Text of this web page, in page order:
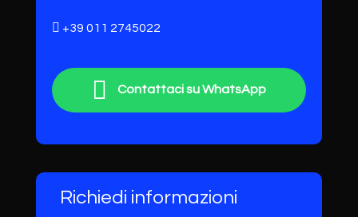
+39 011 2745022
Contattaci su WhatsApp
Richiedi informazioni